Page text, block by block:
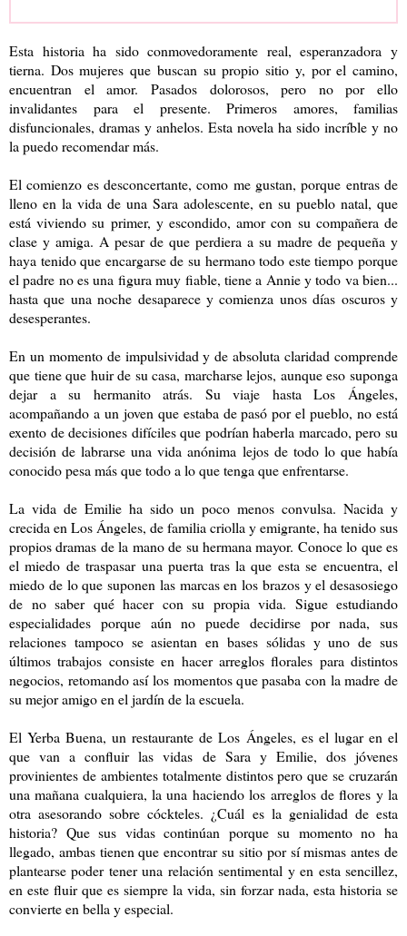
Esta historia ha sido conmovedoramente real, esperanzadora y
tierna. Dos mujeres que buscan su propio sitio y, por el camino,
encuentran el amor. Pasados dolorosos, pero no por ello
invalidantes para el presente. Primeros amores, familias
disfuncionales, dramas y anhelos. Esta novela ha sido incríble y no
la puedo recomendar más.
El comienzo es desconcertante, como me gustan, porque entras de
lleno en la vida de una Sara adolescente, en su pueblo natal, que
está viviendo su primer, y escondido, amor con su compañera de
clase y amiga. A pesar de que perdiera a su madre de pequeña y
haya tenido que encargarse de su hermano todo este tiempo porque
el padre no es una figura muy fiable, tiene a Annie y todo va bien...
hasta que una noche desaparece y comienza unos días oscuros y
desesperantes.
En un momento de impulsividad y de absoluta claridad comprende
que tiene que huir de su casa, marcharse lejos, aunque eso suponga
dejar a su hermanito atrás. Su viaje hasta Los Ángeles,
acompañando a un joven que estaba de pasó por el pueblo, no está
exento de decisiones difíciles que podrían haberla marcado, pero su
decisión de labrarse una vida anónima lejos de todo lo que había
conocido pesa más que todo a lo que tenga que enfrentarse.
La vida de Emilie ha sido un poco menos convulsa. Nacida y
crecida en Los Ángeles, de familia criolla y emigrante, ha tenido sus
propios dramas de la mano de su hermana mayor. Conoce lo que es
el miedo de traspasar una puerta tras la que esta se encuentra, el
miedo de lo que suponen las marcas en los brazos y el desasosiego
de no saber qué hacer con su propia vida. Sigue estudiando
especialidades porque aún no puede decidirse por nada, sus
relaciones tampoco se asientan en bases sólidas y uno de sus
últimos trabajos consiste en hacer arreglos florales para distintos
negocios, retomando así los momentos que pasaba con la madre de
su mejor amigo en el jardín de la escuela.
El Yerba Buena, un restaurante de Los Ángeles, es el lugar en el
que van a confluir las vidas de Sara y Emilie, dos jóvenes
provinientes de ambientes totalmente distintos pero que se cruzarán
una mañana cualquiera, la una haciendo los arreglos de flores y la
otra asesorando sobre cóckteles. ¿Cuál es la genialidad de esta
historia? Que sus vidas continúan porque su momento no ha
llegado, ambas tienen que encontrar su sitio por sí mismas antes de
plantearse poder tener una relación sentimental y en esta sencillez,
en este fluir que es siempre la vida, sin forzar nada, esta historia se
convierte en bella y especial.